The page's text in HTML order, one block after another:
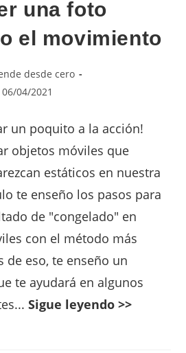
una foto
el movimiento
desde cero
06/04/2021
un poquito a la acción!
objetos móviles que
estáticos en nuestra
te enseño los pasos para
de "congelado" en
con el método más
de eso, te enseño un
te ayudará en algunos
Sigue leyendo >>